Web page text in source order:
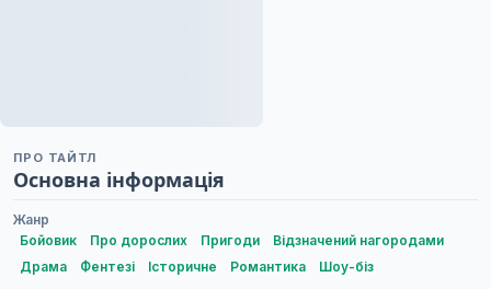
ПРО ТАЙТЛ
Основна інформація
Жанр
Бойовик
Про дорослих Пригоди
Відзначений нагородами
Драма
Фентезі Історичне Романтика Шоу-біз